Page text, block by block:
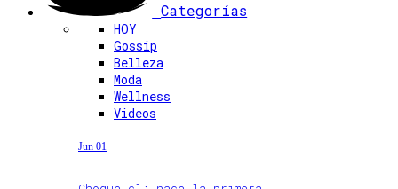
Categorías
HOY
Gossip
Belleza
Moda
Wellness
Videos
Jun 01